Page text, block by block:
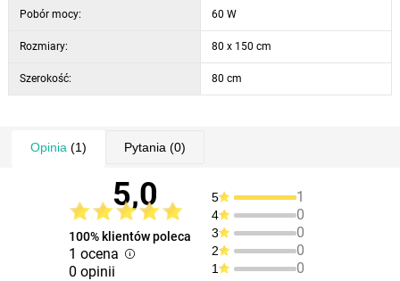
Pobór mocy: 60 W
Rozmiary: 80 x 150 cm
Szerokość: 80 cm
Opinia (1) Pytania (0)
5,0
100% klientów poleca
1 ocena
0 opinii
5 1
4 0
3 0
2 0
1 0